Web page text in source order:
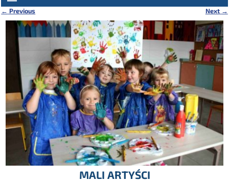
Nawigacja
← Previous Next →
MALI ARTYŚCI